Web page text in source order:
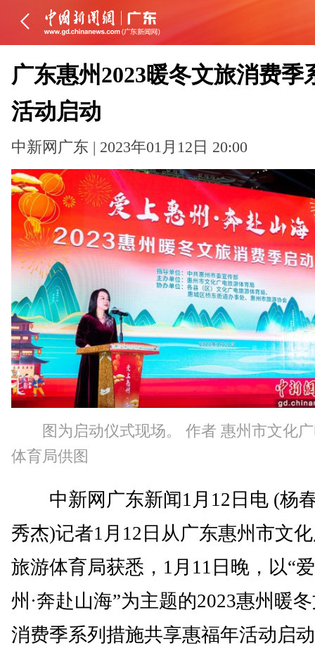
广东惠州2023暖冬文旅消费季
活动启动
中新网广东 | 2023年01月12日 20:00
图为启动仪式现场。 作者 惠州市文化
体育局供图
中新网广东新闻1月12日电 (杨
秀杰)记者1月12日从广东惠州市文
旅游体育局获悉，1月11日晚，以“
州·奔赴山海”为主题的2023惠州暖
消费季系列措施共享惠福年活动启